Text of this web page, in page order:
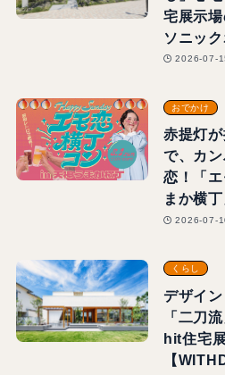
宅展示
ソニック
2026-07-
おでかけ
赤提灯
で、カ
恋！「
まか横
2026-07-
くらし
デザイ
「二刀
hit住宅
【